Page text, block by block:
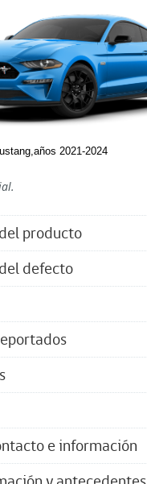
2021-2024
producto
defecto
e información